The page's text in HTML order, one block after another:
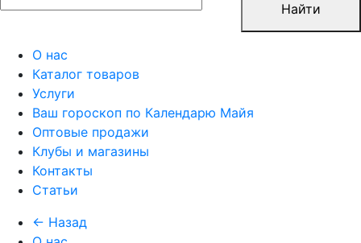
Найти
О нас
Каталог товаров
Услуги
Ваш гороскоп по Календарю Майя
Оптовые продажи
Клубы и магазины
Контакты
Статьи
← Назад